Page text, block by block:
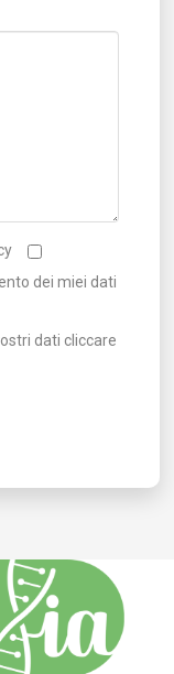
dei miei dati
dati cliccare